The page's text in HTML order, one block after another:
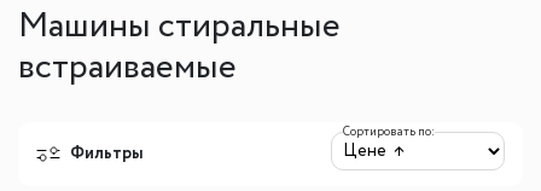
Машины стиральные
встраиваемые
Фильтры
Сортировать по: